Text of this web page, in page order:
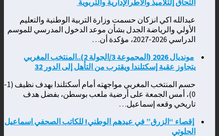
عبدالله اكي انزكان حسمت وزارة التربية الوطنية والتعليم
الأولي والرياضة الجدل بشأن موعد الدخول المدرسي للموسم
الدراسي 2026-2027، مؤكدة أن…
مونديال 2026 (المجموعة 3/الجولة 2)..المنتخب المغربي
يتجاوز عقبة إسكتلندا ويقترب من التأهل إلى الدور 32
حسم المنتخب المغربي مواجهته أمام أسكتلندا بهدف نظيف (1-
0)، أمس الجمعة على أرضية ملعب بوسطن، بفضل هدف
تاريخي وقعه إسماعيل…
إقصاء “الزرق” في عيدهم الوطني! للكاتب الصحفي اسماعيل
الحلوتي